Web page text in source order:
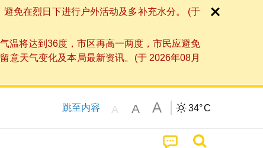
免在烈日下进行户外活动及多补充水分。 (于
温将达到36度，市区再高一两度，市民应避免
意天气变化及本局最新资讯。(于 2026年08月
跳至内容 A A A 34°C